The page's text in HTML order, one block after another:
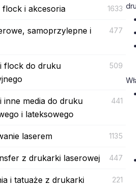
flock i akcesoria 1633
samoprzylepne i
477
flock do druku
509
inne media do druku
i lateksowego
441
laserem 1135
z drukarki laserowej 447
i tatuaże z drukarki
221